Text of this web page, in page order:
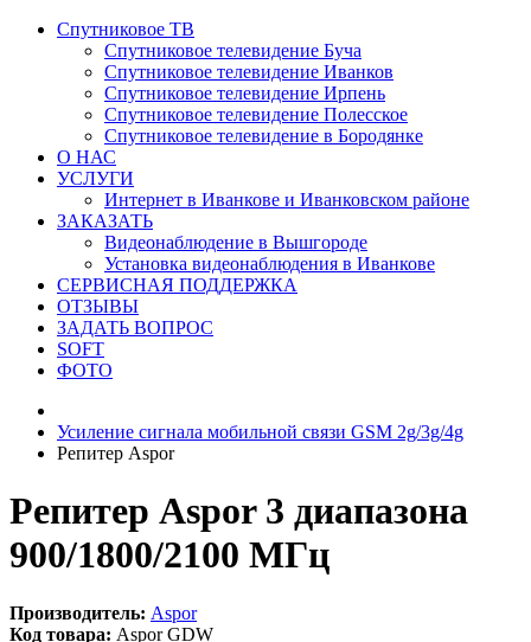
Спутниковое ТВ
Спутниковое телевидение Буча
Спутниковое телевидение Иванков
Спутниковое телевидение Ирпень
Спутниковое телевидение Полесское
Спутниковое телевидение в Бородянке
О НАС
УСЛУГИ
Интернет в Иванкове и Иванковском районе
ЗАКАЗАТЬ
Видеонаблюдение в Вышгороде
Установка видеонаблюдения в Иванкове
СЕРВИСНАЯ ПОДДЕРЖКА
ОТЗЫВЫ
ЗАДАТЬ ВОПРОС
SOFT
ФОТО
Усиление сигнала мобильной связи GSM 2g/3g/4g
Репитер Aspor
Репитер Aspor 3 диапазона
900/1800/2100 МГц
Производитель: Aspor
Код товара: Aspor GDW